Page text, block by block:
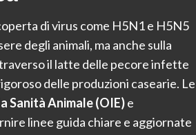
di virus come H5N1 e H5N5
degli animali, ma anche sulla
il latte delle pecore infette
delle produzioni casearie. Le
Sanità Animale (OIE)e
linee guida chiare e aggiornate